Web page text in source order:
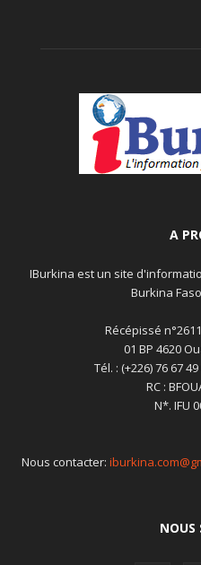
A
IBurkina est un site
Burkina
Récépissé
01 BP 4620
Tél. : (+226) 76 67
RC :
N*. IFU
Nous contacter:
NOUS